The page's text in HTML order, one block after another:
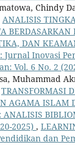
Chindy
ANALISIS
BERDASARKAN
DAN
Jurnal Inovasi
Vol. 6 No. 2
Muhammad
TRANSFORMASI
AGAMA ISLAM
ANALISIS
2025) ,
dan